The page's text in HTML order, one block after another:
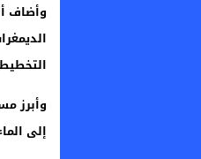
وأضاف
وأبرز
إلى